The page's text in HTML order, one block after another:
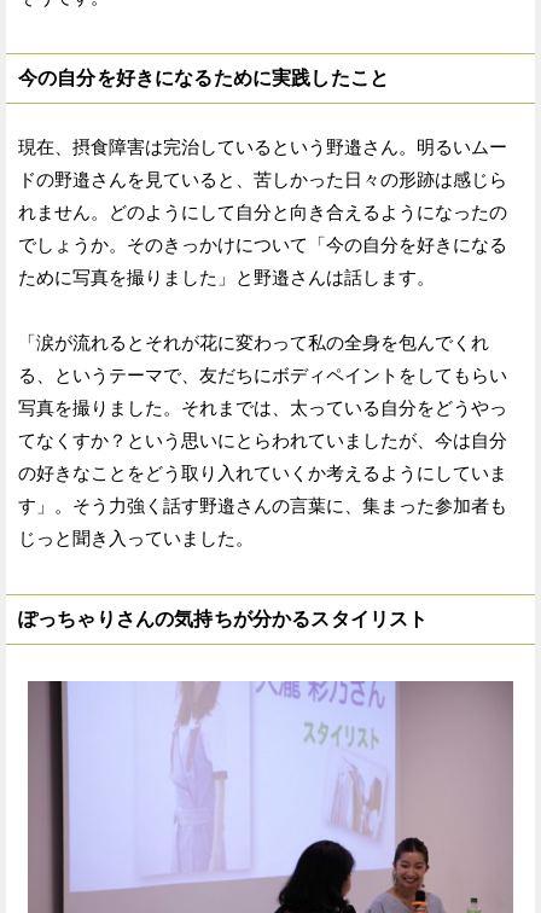
今の自分を好きになるために実践したこと
現在、摂食障害は完治しているという野邉さん。明るいムー
ドの野邉さんを見ていると、苦しかった日々の形跡は感じら
れません。どのようにして自分と向き合えるようになったの
でしょうか。そのきっかけについて「今の自分を好きになる
ために写真を撮りました」と野邉さんは話します。
「涙が流れるとそれが花に変わって私の全身を包んでくれ
る、というテーマで、友だちにボディペイントをしてもらい
写真を撮りました。それまでは、太っている自分をどうやっ
てなくすか？という思いにとらわれていましたが、今は自分
の好きなことをどう取り入れていくか考えるようにしていま
す」。そう力強く話す野邉さんの言葉に、集まった参加者も
じっと聞き入っていました。
ぽっちゃりさんの気持ちが分かるスタイリスト